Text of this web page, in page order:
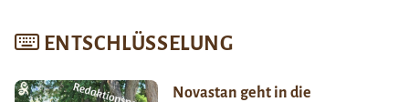
ENTSCHLÜSSELUNG
Novastan geht in die